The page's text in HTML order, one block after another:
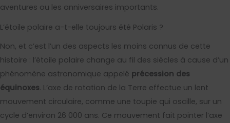
aventures ou les anniversaires importants.
L’étoile polaire a-t-elle toujours été Polaris ?
Non, et c’est l’un des aspects les moins connus de cette
histoire : l’étoile polaire change au fil des siècles à cause d’un
phénomène astronomique appelé précession des
équinoxes. L’axe de rotation de la Terre effectue un lent
mouvement circulaire, comme une toupie qui oscille, sur un
cycle d’environ 26 000 ans. Ce mouvement fait pointer l’axe